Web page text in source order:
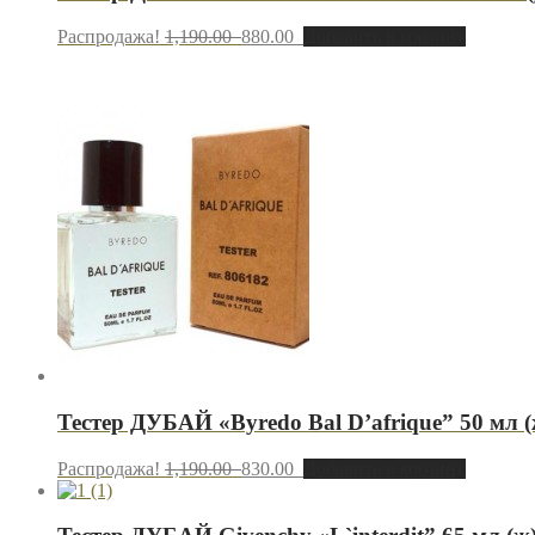
Распродажа! 1,190.00880.00
Тестер ДУБАЙ «Byredo Bal D’afrique” 50 мл
Распродажа! 1,190.00830.00